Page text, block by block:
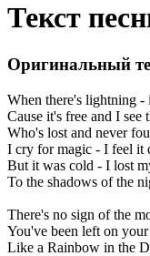
Текст
Оригинальный
When there's lightning
Cause it's free and I see
Who's lost and never
I cry for magic - I feel it
But it was cold - I lost
To the shadows of the
There's no sign of the
You've been left on
Like a Rainbow in the